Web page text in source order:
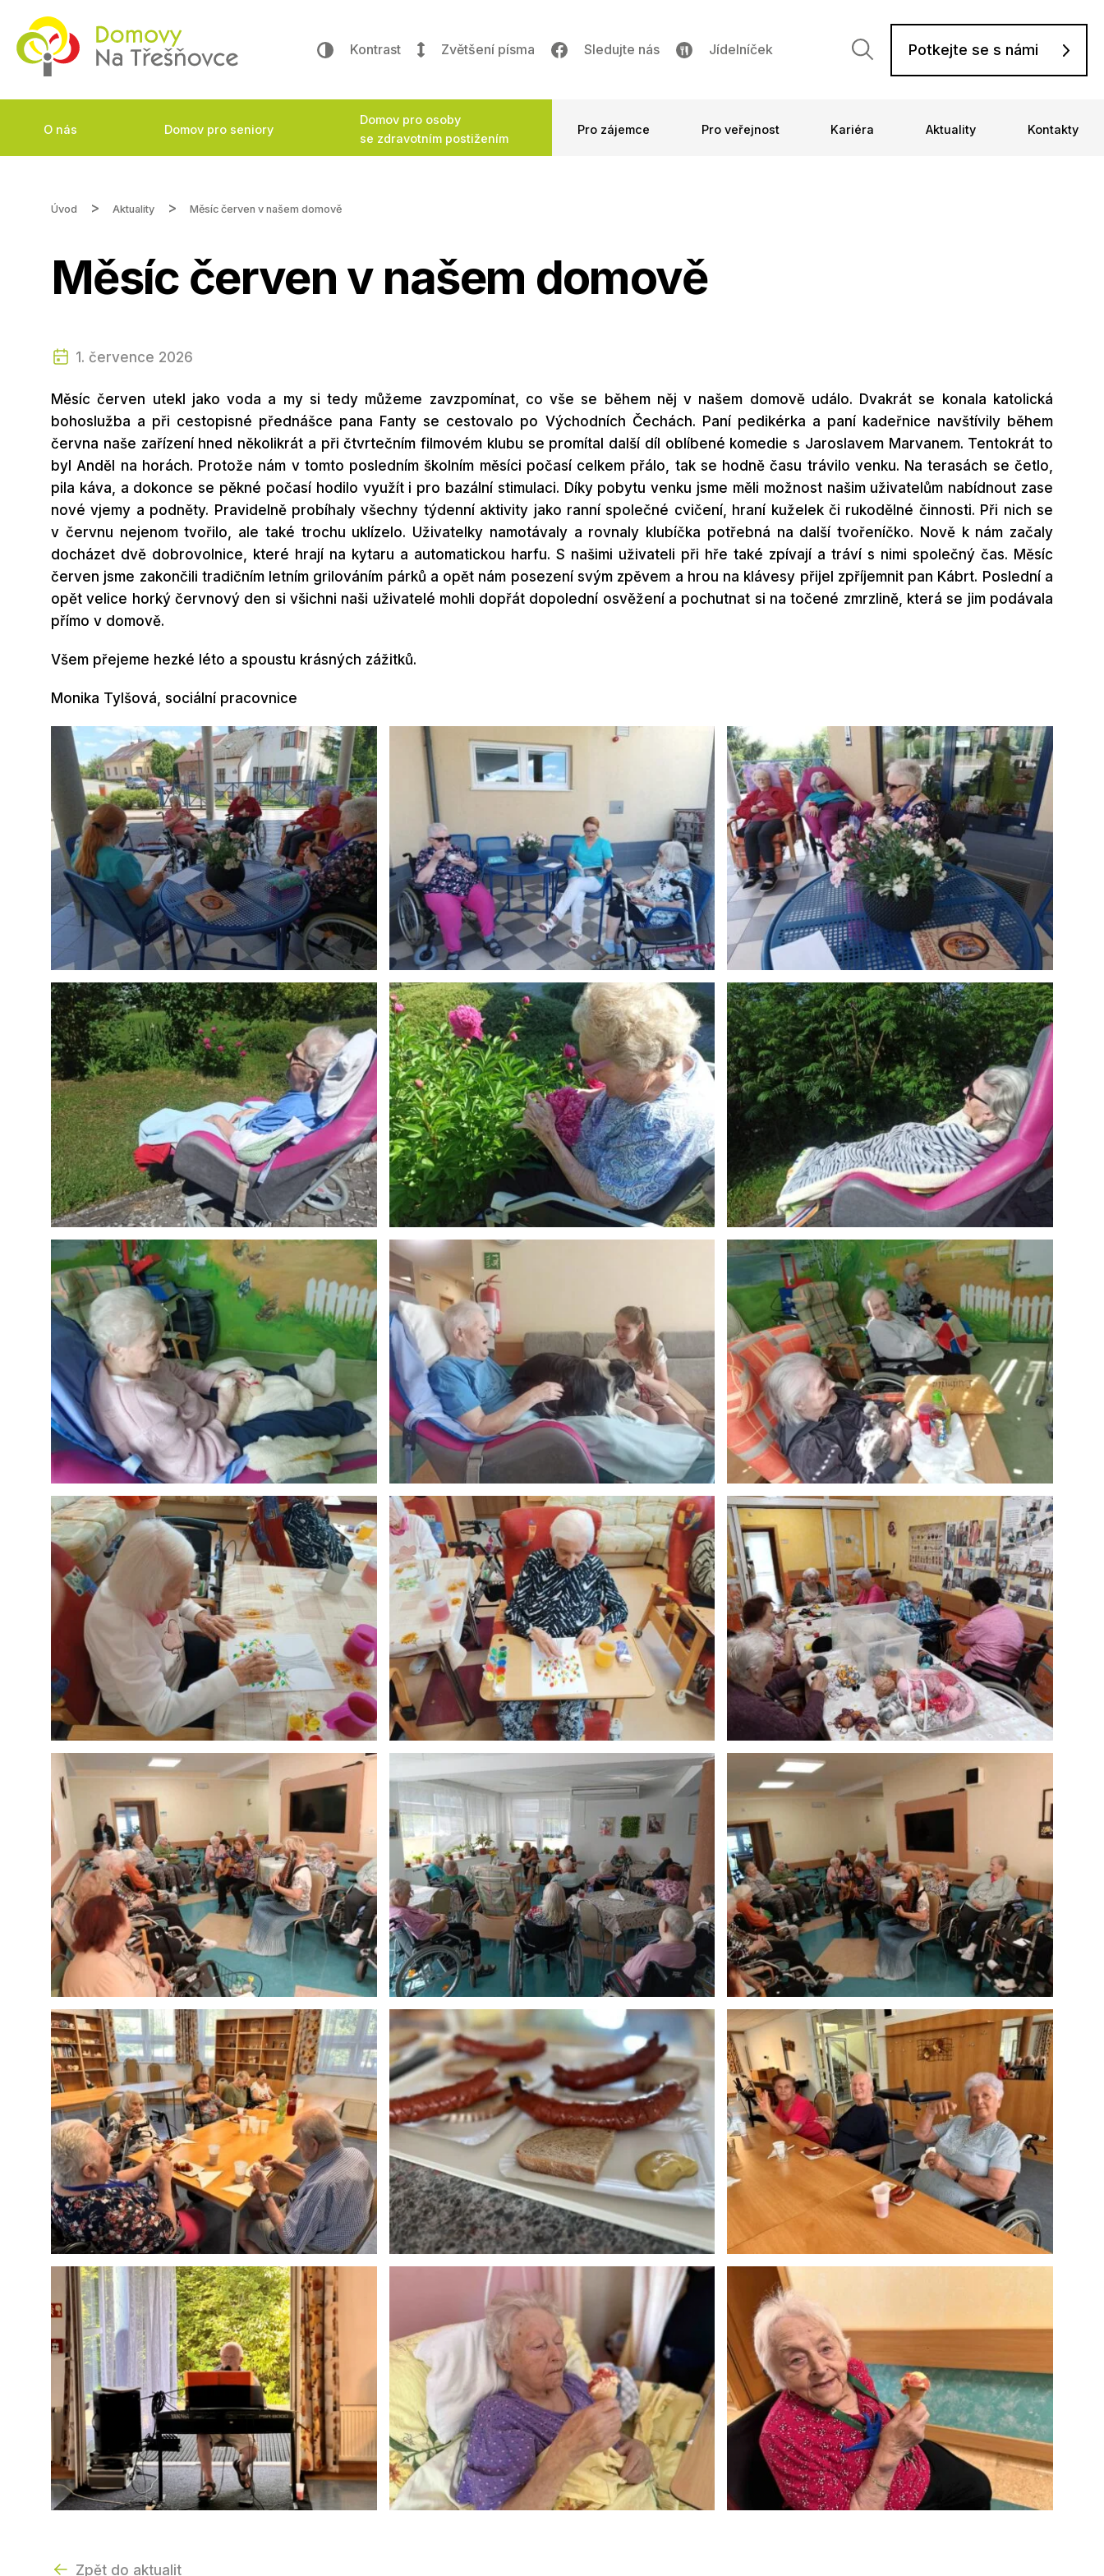
Kontrast Zvětšení písma Sledujte nás Jídelníček Potkejte se s námi
O nás Domov pro seniory
Domov pro osoby
se zdravotním postižením
Pro zájemce Pro veřejnost Kariéra Aktuality Kontakty
Úvod Aktuality Měsíc červen v našem domově
Měsíc červen v našem domově
1. července 2026
Měsíc červen utekl jako voda a my si tedy můžeme zavzpomínat, co vše se během něj v našem domově událo. Dvakrát se konala katolická
bohoslužba a při cestopisné přednášce pana Fanty se cestovalo po Východních Čechách. Paní pedikérka a paní kadeřnice navštívily během
června naše zařízení hned několikrát a při čtvrtečním filmovém klubu se promítal další díl oblíbené komedie s Jaroslavem Marvanem. Tentokrát to
byl Anděl na horách. Protože nám v tomto posledním školním měsíci počasí celkem přálo, tak se hodně času trávilo venku. Na terasách se četlo,
pila káva, a dokonce se pěkné počasí hodilo využít i pro bazální stimulaci. Díky pobytu venku jsme měli možnost našim uživatelům nabídnout zase
nové vjemy a podněty. Pravidelně probíhaly všechny týdenní aktivity jako ranní společné cvičení, hraní kuželek či rukodělné činnosti. Při nich se
v červnu nejenom tvořilo, ale také trochu uklízelo. Uživatelky namotávaly a rovnaly klubíčka potřebná na další tvořeníčko. Nově k nám začaly
docházet dvě dobrovolnice, které hrají na kytaru a automatickou harfu. S našimi uživateli při hře také zpívají a tráví s nimi společný čas. Měsíc
červen jsme zakončili tradičním letním grilováním párků a opět nám posezení svým zpěvem a hrou na klávesy přijel zpříjemnit pan Kábrt. Poslední a
opět velice horký červnový den si všichni naši uživatelé mohli dopřát dopolední osvěžení a pochutnat si na točené zmrzlině, která se jim podávala
přímo v domově.
Všem přejeme hezké léto a spoustu krásných zážitků.
Monika Tylšová, sociální pracovnice
Zpět do aktualit